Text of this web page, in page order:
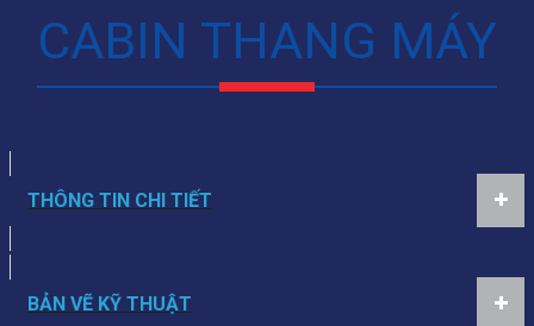
CABIN THANG MÁY
THÔNG TIN CHI TIẾT
BẢN VẼ KỸ THUẬT